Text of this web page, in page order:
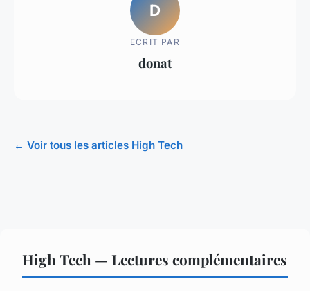
D
ECRIT PAR
donat
← Voir tous les articles High Tech
High Tech — Lectures complémentaires